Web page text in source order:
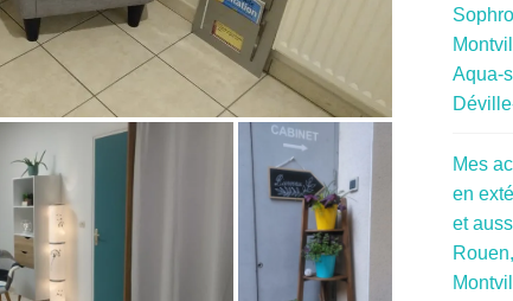
Aqua-
Mes
en
et